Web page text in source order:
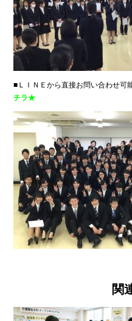
■ＬＩＮＥから直接お問い合わせ可
チラ★
関